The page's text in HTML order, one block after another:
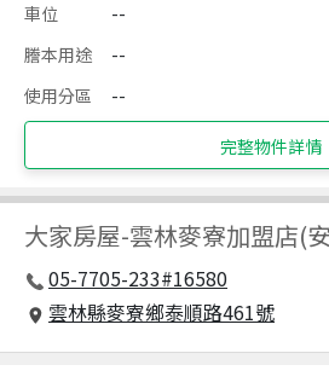
車位
--
謄本用途
--
使用分區
--
完整物件詳情
大家房屋-雲林麥寮加盟店(
05-7705-233#16580
雲林縣麥寮鄉泰順路461號